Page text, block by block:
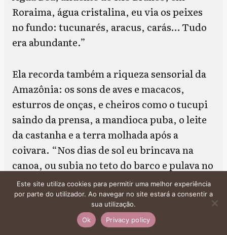
Roraima, água cristalina, eu via os peixes
no fundo: tucunarés, aracus, carás… Tudo
era abundante.”
Ela recorda também a riqueza sensorial da
Amazônia: os sons de aves e macacos,
esturros de onças, e cheiros como o tucupi
saindo da prensa, a mandioca puba, o leite
da castanha e a terra molhada após a
coivara. “Nos dias de sol eu brincava na
canoa, ou subia no teto do barco e pulava no
rio, ou cultivava flores e hortaliças
plantadas na bacia. Comia açaí, buriti,
patauá e bacaba.”
Este site utiliza cookies para permitir uma melhor experiência
por parte do utilizador. Ao navegar no site estará a consentir a
sua utilização.
Ok
Privacy policy